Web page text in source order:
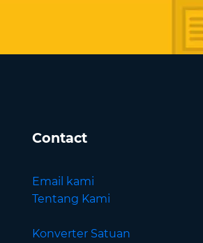
Contact
Email kami
Tentang Kami
Konverter Satuan